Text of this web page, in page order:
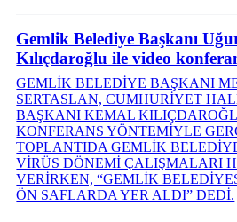
Gemlik Belediye Başkanı
Kılıçdaroğlu ile video
GEMLİK BELEDİYE BAŞKANI
SERTASLAN, CUMHURİYET
BAŞKANI KEMAL
KONFERANS YÖNTEMİYLE
TOPLANTIDA GEMLİK
VİRÜS DÖNEMİ ÇALIŞMALARI
VERİRKEN, “GEMLİK
ÖN SAFLARDA YER ALDI” DEDİ.